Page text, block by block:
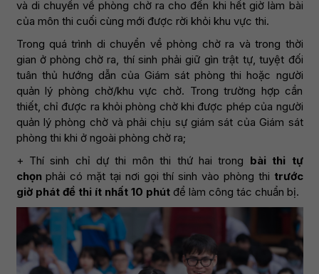
và di chuyển về phòng chờ ra cho đến khi hết giờ làm bài
của môn thi cuối cùng mới được rời khỏi khu vực thi.
Trong quá trình di chuyển về phòng chờ ra và trong thời
gian ở phòng chờ ra, thí sinh phải giữ gìn trật tự, tuyệt đối
tuân thủ hướng dẫn của Giám sát phòng thi hoặc người
quản lý phòng chờ/khu vực chờ. Trong trường hợp cần
thiết, chỉ được ra khỏi phòng chờ khi được phép của người
quản lý phòng chờ và phải chịu sự giám sát của Giám sát
phòng thi khi ở ngoài phòng chờ ra;
+ Thí sinh chỉ dự thi môn thi thứ hai trong bài thi tự
chọnphải có mặt tại nơi gọi thí sinh vào phòng thi trước
giờ phát đề thi ít nhất 10 phútđể làm công tác chuẩn bị.